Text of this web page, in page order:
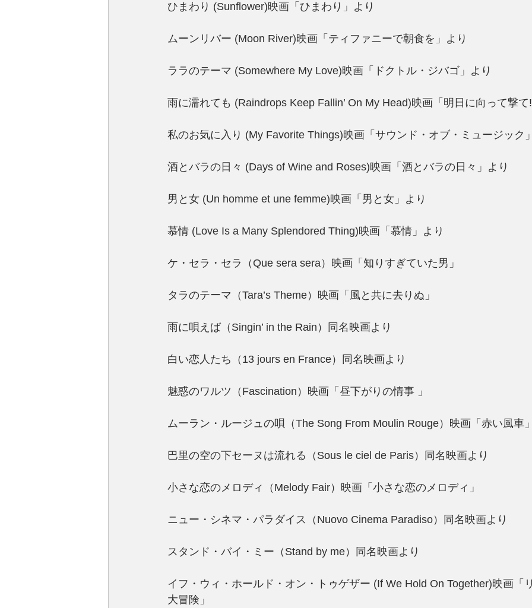
ひまわり (Sunflower)映画「ひまわり」より
ムーンリバー (Moon River)映画「ティファニーで朝食を」より
ララのテーマ (Somewhere My Love)映画「ドクトル・ジバゴ」より
雨に濡れても (Raindrops Keep Fallin’ On My Head)映画「明日に向って撃
私のお気に入り (My Favorite Things)映画「サウンド・オブ・ミュージック
酒とバラの日々 (Days of Wine and Roses)映画「酒とバラの日々」より
男と女 (Un homme et une femme)映画「男と女」より
慕情 (Love Is a Many Splendored Thing)映画「慕情」より
ケ・セラ・セラ（Que sera sera）映画「知りすぎていた男」
タラのテーマ（Tara’s Theme）映画「風と共に去りぬ」
雨に唄えば（Singin’ in the Rain）同名映画より
白い恋人たち（13 jours en France）同名映画より
魅惑のワルツ（Fascination）映画「昼下がりの情事 」
ムーラン・ルージュの唄（The Song From Moulin Rouge）映画「赤い風車
巴里の空の下セーヌは流れる（Sous le ciel de Paris）同名映画より
小さな恋のメロディ（Melody Fair）映画「小さな恋のメロディ」
ニュー・シネマ・パラダイス（Nuovo Cinema Paradiso）同名映画より
スタンド・バイ・ミー（Stand by me）同名映画より
イフ・ウィ・ホールド・オン・トゥゲザー (If We Hold On Together)映画「
大冒険」